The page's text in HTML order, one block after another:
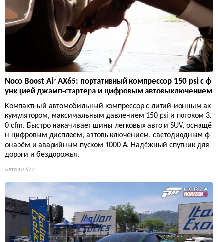
Noco Boost Air AX65: портативный компрессор 150 psi с ф
ункцией джамп-стартера и цифровым автовыключением
Компактный автомобильный компрессор с литий-ионным ак
кумулятором, максимальным давлением 150 psi и потоком 3.
0 cfm. Быстро накачивает шины легковых авто и SUV, оснащё
н цифровым дисплеем, автовыключением, светодиодным ф
онарём и аварийным пуском 1000 А. Надёжный спутник для
дороги и бездорожья.
Авто 10 672